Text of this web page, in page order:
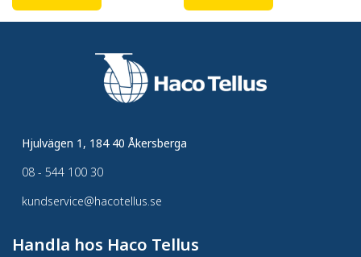
Hjulvägen 1, 184 40 Åkersberga
08 - 544 100 30
kundservice@hacotellus.se
Handla hos Haco Tellus